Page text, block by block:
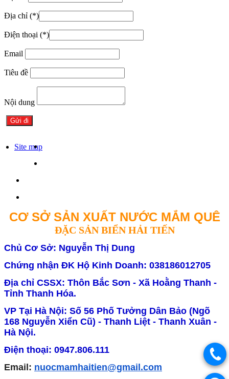
Địa chỉ (*)
Điện thoại (*)
Email
Tiêu đề
Nội dung
Site map
CƠ SỞ SẢN XUẤT NƯỚC MẮM QUÊ
ĐẶC SẢN BIỂN HẢI TIẾN
Chủ Cơ Sở: Nguyễn Thị Dung
Chứng nhận ĐK Hộ Kinh Doanh: 038186012705
Địa chỉ CSSX: Thôn Bắc Sơn - Xã Hoằng Thanh -
Tỉnh Thanh Hóa.
VP Tại Hà Nội: Số 56 Phố Tưởng Dân Bảo (Ngõ
168 Nguyễn Xiển Cũ) - Thanh Liệt - Thanh Xuân -
Hà Nội.
Điện thoại: 0947.806.111
Email: nuocmamhaitien@gmail.com